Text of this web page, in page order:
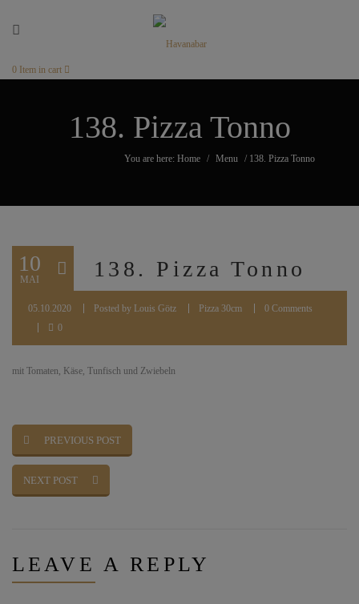
0 Item in cart
138. Pizza Tonno
You are here: Home / Menu / 138. Pizza Tonno
10
MAI 138. Pizza Tonno
05.10.2020 Posted by Louis Götz Pizza 30cm
0 Comments
0
mit Tomaten, Käse, Tunfisch und Zwiebeln
PREVIOUS POST
NEXT POST
LEAVE A REPLY